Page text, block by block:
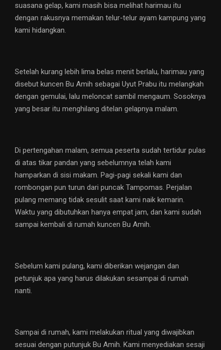
suasana gelap, kami masih bisa melihat harimau itu
dengan rakusnya memakan telur-telur ayam kampung yang
kami hidangkan.
Setelah kurang lebih lima belas menit berlalu, harimau yang
disebut kuncen Bu Amih sebagai Uyut Prabu itu melangkah
dengan gemulai, lalu meloncat sambil mengaum. Sosoknya
yang besar itu menghilang ditelan gelapnya malam.
Di pertengahan malam, semua peserta sudah tertidur pulas
di atas tikar pandan yang sebelumnya telah kami
hamparkan di sisi makam. Pagi-pagi sekali kami dan
rombongan pun turun dari puncak Tampomas. Perjalan
pulang memang tidak sesulit saat kami naik kemarin.
Waktu yang dibutuhkan hanya empat jam, dan kami sudah
sampai kembali di rumah kuncen Bu Amih.
Sebelum kami pulang, kami diberikan wejangan dan
petunjuk apa yang harus dilakukan sesampai di rumah
nanti.
Sampai di rumah, kami melakukan ritual yang diwajibkan
sesuai dengan putunjuk Bu Amih. Kami menyediakan sesaji